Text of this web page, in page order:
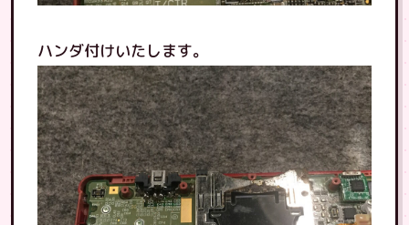
ハンダ付けいたします。